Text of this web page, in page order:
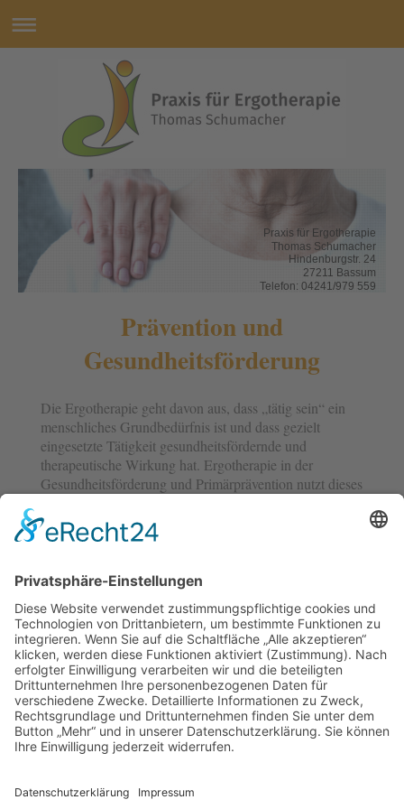
Praxis für Ergotherapie
Thomas Schumacher
Hindenburgstr. 24
27211 Bassum
Telefon: 04241/979 559
Prävention und
Gesundheitsförderung
Die Ergotherapie geht davon aus, dass „tätig sein“ ein
menschliches Grundbedürfnis ist und dass gezielt
eingesetzte Tätigkeit gesundheitsfördernde und
therapeutische Wirkung hat. Ergotherapie in der
Gesundheitsförderung und Primärprävention nutzt dieses
eigenaktiv ihre Gesundheit zu verbessern und noch vor
dem Auftreten einer Krankheit gesundheitsschädigende
Tertiärprävention (Verhinderung von Folgeschäden einer
Handlungsfelder fließen in der Regel in die
rehabilitative/kurative Ergotherapie ein.
Ergotherapie hat in diesem Kontext zum einen eine
übergreifende und beratende Aufgabe, zum anderen
werden auch konkrete Maßnahmen angeboten.
Weiterhin werden sowohl die Aspekte der Verhaltens-
wie auch der Verhältnisprävention berücksichtigt, also
das individuelle gesundheitsgerechte Verhalten sowie die